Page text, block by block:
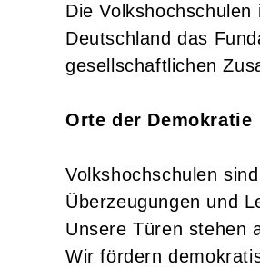
Die
Deutschland das
gesellschaftlichen
Orte der Demokratie
Volkshochschulen
Überzeugungen und
Unsere Türen stehen
Wir fördern